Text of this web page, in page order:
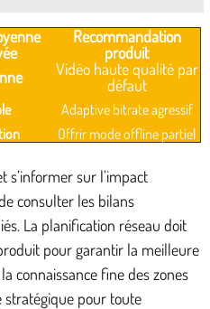
Recommandation
produit
Vidéo haute qualité par
défaut
Adaptive bitrate agressif
Offrir mode offline partiel
s’informer sur l’impact
consulter les bilans
La planification réseau doit
pour garantir la meilleure
connaissance fine des zones
stratégique pour toute